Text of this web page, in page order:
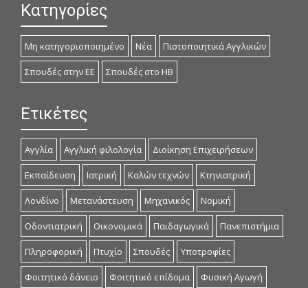
Κατηγορίες
Μη κατηγοριοποιημένο Νέα Πιστοποιητικά Αγγλικών
Σπουδές στην ΕΕ Σπουδές στο ΗΒ
Ετικέτες
Αγγλία Αγγλική φιλολογία Διοίκηση Επιχειρήσεων
Εκπαίδευση Ιατρική Καλών τεχνών Κτηνιατρική
Λονδίνο Μετανάστευση Μηχανικός Νομική
Οδοντιατρική Οικονομικά Παιδαγωγικά Πανεπιστήμια
Πληροφορική Πτυχίο Σπουδές Υποτροφίες
Φοιτητικό δάνειο Φοιτητικό επίδομα Φυσική Αγωγή